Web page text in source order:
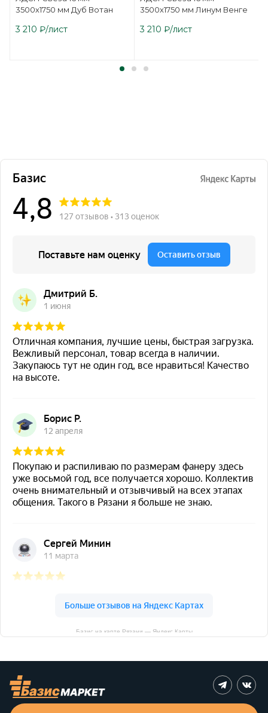
3500х1750 мм Дуб Вотан
3 210 ₽/лист
3500х1750 мм Линум Венге
3 210 ₽/лист
Базис на карте Рязани — Яндекс Карты